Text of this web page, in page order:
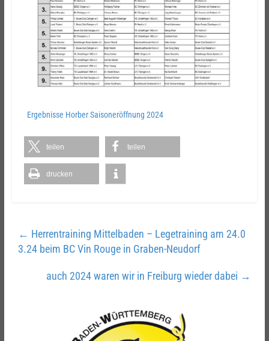
Ergebnisse Horber Saisoneröffnung 2024
teilen teilen
drucken
← Herrentraining Mittelbaden – Legetraining am 24.0
3.24 beim BC Vin Rouge in Graben-Neudorf
auch 2024 waren wir in Freiburg wieder dabei →